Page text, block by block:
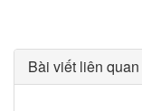
Bài viết liên quan